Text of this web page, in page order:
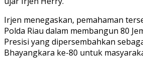
Irjen menegaskan, pemahaman
Polda Riau dalam membangun 80
Presisi yang dipersembahkan
Bhayangkara ke-80 untuk